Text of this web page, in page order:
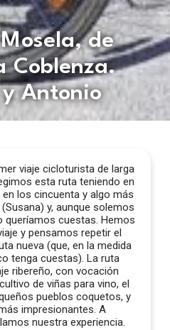
de
Coblenza.
Antonio
viaje cicloturista de larga
esta ruta teniendo en
los cincuenta y algo más
y, aunque solemos
queríamos cuestas. Hemos
y pensamos repetir el
nueva (que, en la medida
tenga cuestas). La ruta
ribereño, con vocación
de viñas para vino, el
pueblos coquetos, y
impresionantes. A
nuestra experiencia.